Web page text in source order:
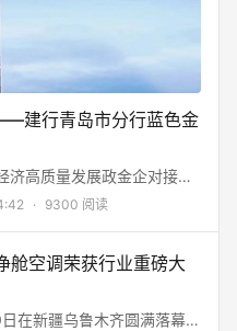
建行青岛市分行蓝色金
高质量发展政金企对接会
发展金融服务手册》正式发
强，金融先行。
· 9300 阅读
舱空调荣获行业重磅大
在新疆乌鲁木齐圆满落幕，